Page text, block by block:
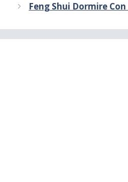
Feng Shui Dormire